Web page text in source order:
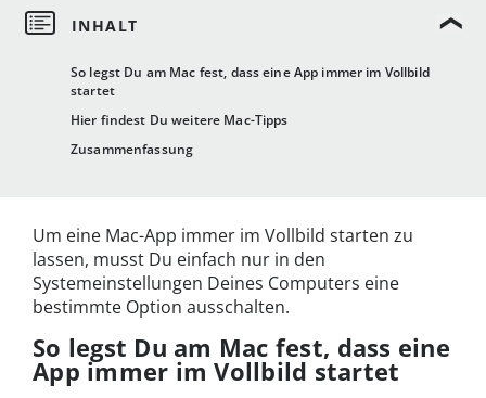
So legst Du am Mac fest, dass eine App immer im Vollbild
startet
Hier findest Du weitere Mac-Tipps
Zusammenfassung
Um eine Mac-App immer im Vollbild starten zu
lassen, musst Du einfach nur in den
Systemeinstellungen Deines Computers eine
bestimmte Option ausschalten.
So legst Du am Mac fest, dass eine
App immer im Vollbild startet